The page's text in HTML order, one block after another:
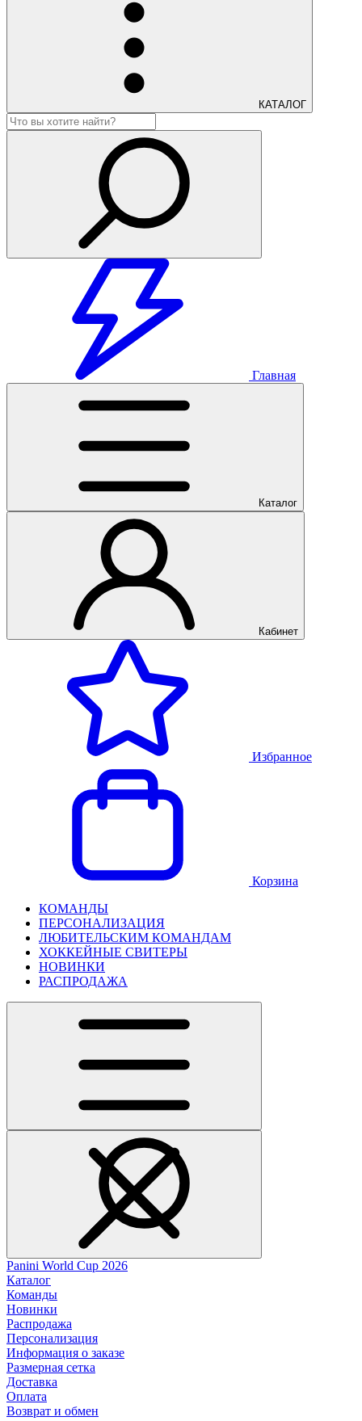
КАТАЛОГ
Главная
Каталог
Кабинет
Избранное
Корзина
КОМАНДЫ
ПЕРСОНАЛИЗАЦИЯ
ЛЮБИТЕЛЬСКИМ КОМАНДАМ
ХОККЕЙНЫЕ СВИТЕРЫ
НОВИНКИ
РАСПРОДАЖА
Panini World Cup 2026
Каталог
Команды
Новинки
Распродажа
Персонализация
Информация о заказе
Размерная сетка
Доставка
Оплата
Возврат и обмен